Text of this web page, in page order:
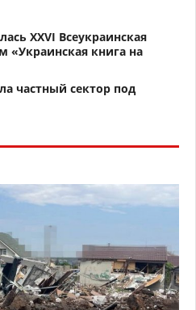
XXVI Всеукраинская
«Украинская книга на
частный сектор под